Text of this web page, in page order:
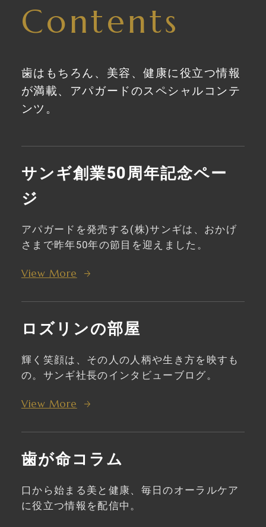
Contents
歯はもちろん、美容、健康に役立つ情報
が満載、 アパガードのスペシャルコンテ
ンツ。
サンギ創業50周年記念ペー
ジ
アパガードを発売する(株)サンギは、おかげ
さまで昨年50年の節目を迎えました。
View More
ロズリンの部屋
輝く笑顔は、その人の人柄や生き方を映すも
の。サンギ社長のインタビューブログ。
View More
歯が命コラム
口から始まる美と健康、毎日のオーラルケア
に役立つ情報を配信中。